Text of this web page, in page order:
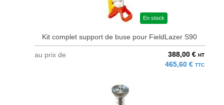
En stock
Kit complet support de buse pour FieldLazer S90
au prix de 388,00 € HT
465,60 € TTC